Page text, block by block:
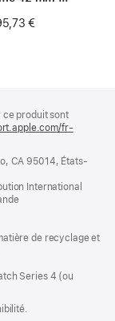
€
ce produit sont
fr-
CA 95014, États-
International
de recyclage et
Series 4 (ou